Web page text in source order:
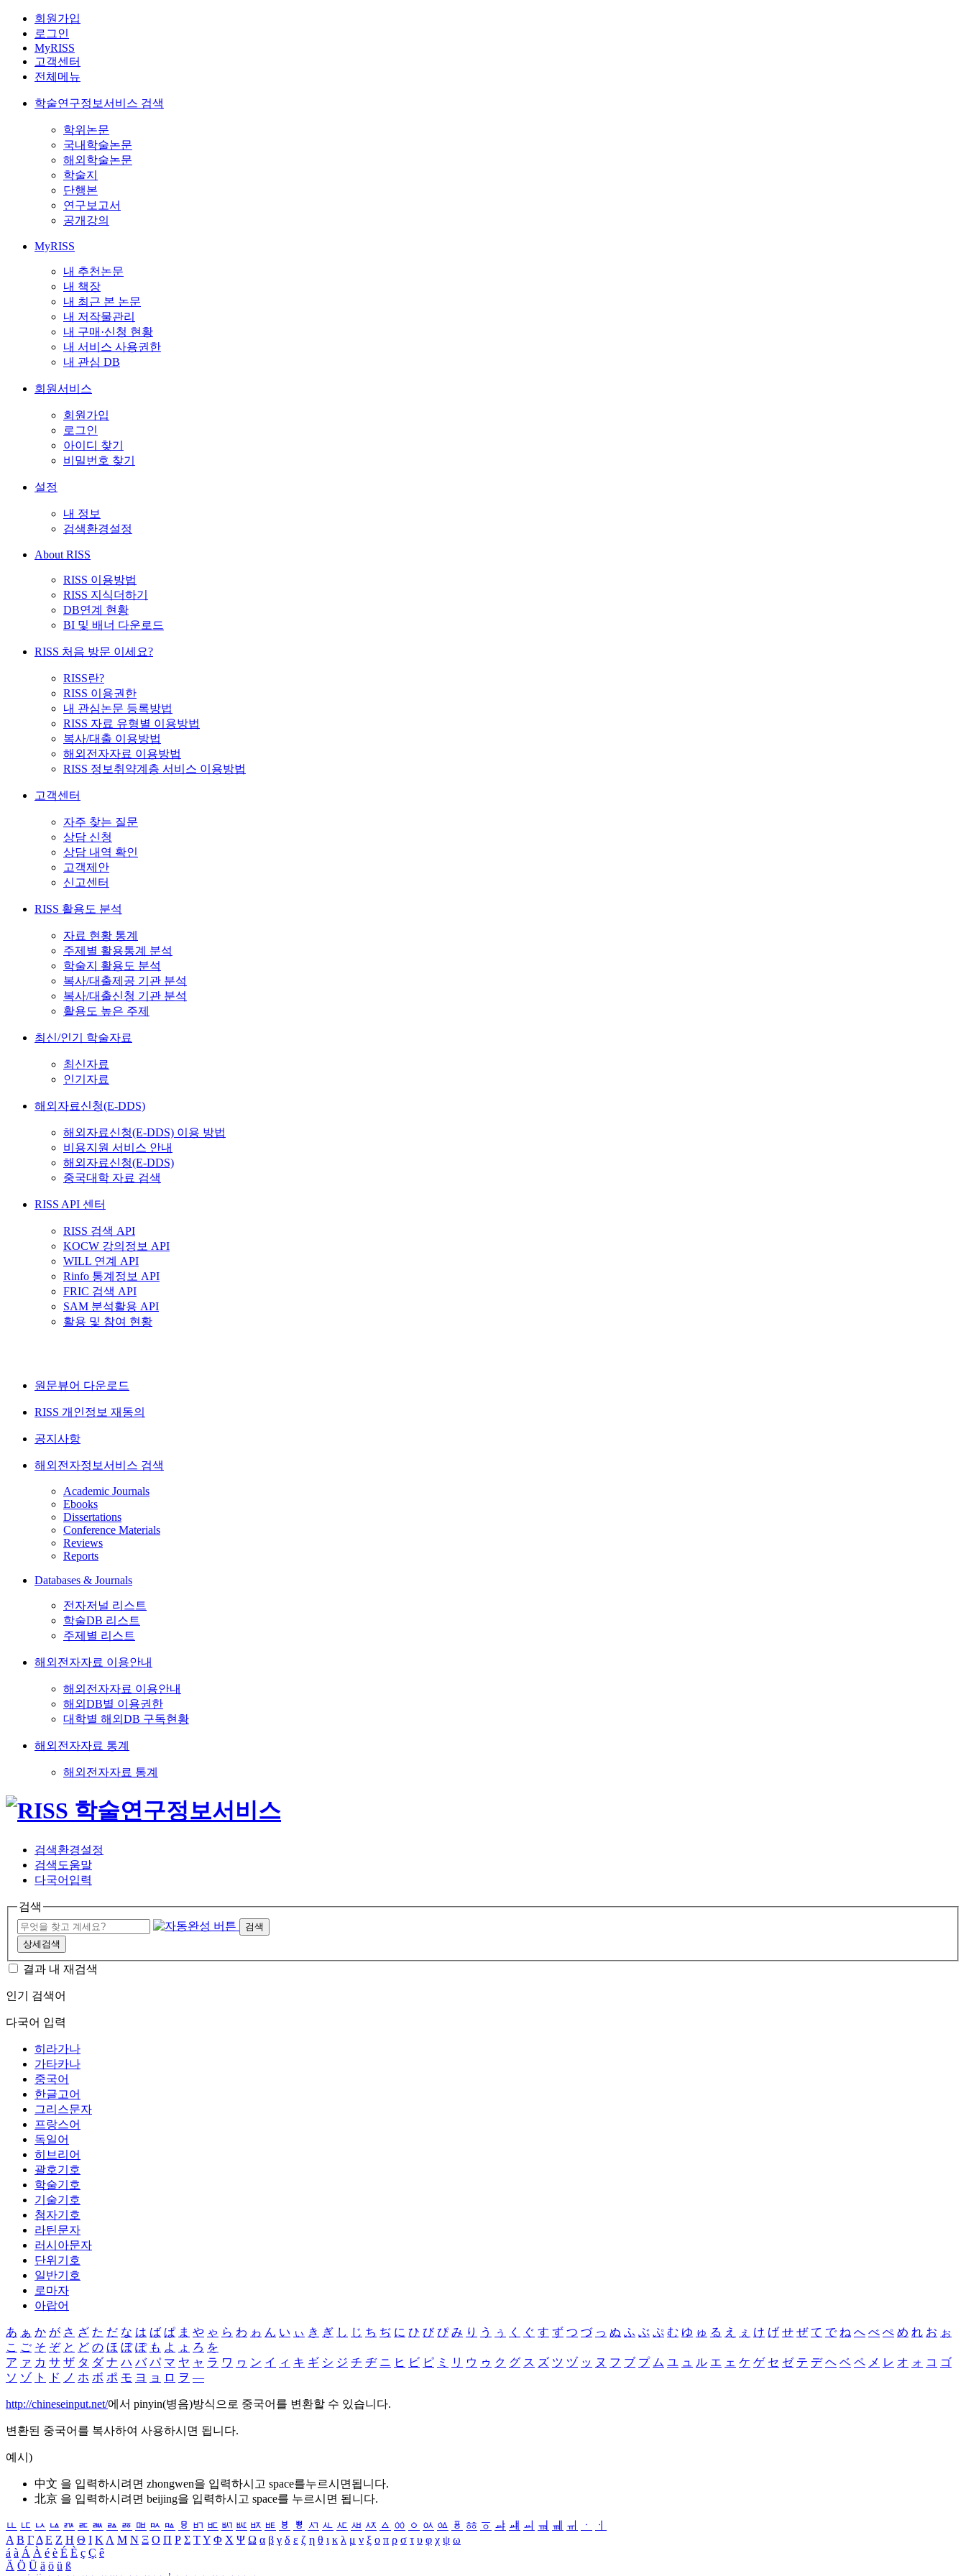
회원가입
로그인
MyRISS
고객센터
전체메뉴
학술연구정보서비스 검색
학위논문
국내학술논문
해외학술논문
학술지
단행본
연구보고서
공개강의
MyRISS
내 추천논문
내 책장
내 최근 본 논문
내 저작물관리
내 구매·신청 현황
내 서비스 사용권한
내 관심 DB
회원서비스
회원가입
로그인
아이디 찾기
비밀번호 찾기
설정
내 정보
검색환경설정
About RISS
RISS 이용방법
RISS 지식더하기
DB연계 현황
BI 및 배너 다운로드
RISS 처음 방문 이세요?
RISS란?
RISS 이용권한
내 관심논문 등록방법
RISS 자료 유형별 이용방법
복사/대출 이용방법
해외전자자료 이용방법
RISS 정보취약계층 서비스 이용방법
고객센터
자주 찾는 질문
상담 신청
상담 내역 확인
고객제안
신고센터
RISS 활용도 분석
자료 현황 통계
주제별 활용통계 분석
학술지 활용도 분석
복사/대출제공 기관 분석
복사/대출신청 기관 분석
활용도 높은 주제
최신/인기 학술자료
최신자료
인기자료
해외자료신청(E-DDS)
해외자료신청(E-DDS) 이용 방법
비용지원 서비스 안내
해외자료신청(E-DDS)
중국대학 자료 검색
RISS API 센터
RISS 검색 API
KOCW 강의정보 API
WILL 연계 API
Rinfo 통계정보 API
FRIC 검색 API
SAM 분석활용 API
활용 및 참여 현황
원문뷰어 다운로드
RISS 개인정보 재동의
공지사항
해외전자정보서비스 검색
Academic Journals
Ebooks
Dissertations
Conference Materials
Reviews
Reports
Databases & Journals
전자저널 리스트
학술DB 리스트
주제별 리스트
해외전자자료 이용안내
해외전자자료 이용안내
해외DB별 이용권한
대학별 해외DB 구독현황
해외전자자료 통계
해외전자자료 통계
검색환경설정
검색도움말
다국어입력
검색
검색
상세검색
결과 내 재검색
인기 검색어
다국어 입력
히라가나
가타카나
중국어
한글고어
그리스문자
프랑스어
독일어
히브리어
괄호기호
학술기호
기술기호
첨자기호
라틴문자
러시아문자
단위기호
일반기호
로마자
아랍어
あ ぁ か が さ ざ た だ な は ば ぱ ま や ゃ ら わ ゎ ん い ぃ き ぎ し じ ち ぢ に ひ び ぴ み り う ぅ く ぐ す ず つ づ っ ぬ ふ ぶ ぷ む ゆ ゅ る え ぇ け げ せ ぜ て で ね へ べ ぺ め れ お ぉ
こ ご そ ぞ と ど の ほ ぼ ぽ も よ ょ ろ を
ア ァ カ サ ザ タ ダ ナ ハ バ パ マ ヤ ャ ラ ワ ヮ ン イ ィ キ ギ シ ジ チ ヂ ニ ヒ ビ ピ ミ リ ウ ゥ ク グ ス ズ ツ ヅ ッ ヌ フ ブ プ ム ユ ュ ル エ ェ ケ ゲ セ ゼ テ デ ヘ ベ ペ メ レ オ ォ コ ゴ
ソ ゾ ト ド ノ ホ ボ ポ モ ヨ ョ ロ ヲ ―
http://chineseinput.net/에서 pinyin(병음)방식으로 중국어를 변환할 수 있습니다.
변환된 중국어를 복사하여 사용하시면 됩니다.
예시)
中文 을 입력하시려면 zhongwen을 입력하시고 space를누르시면됩니다.
北京 을 입력하시려면 beijing을 입력하시고 space를 누르시면 됩니다.
ㅥ ㅦ ㅧ ㅨ ㅩ ㅪ ㅫ ㅬ ㅭ ㅮ ㅯ ㅰ ㅱ ㅲ ㅳ ㅴ ㅵ ㅶ ㅷ ㅸ ㅹ ㅺ ㅻ ㅼ ㅽ ㅾ ㅿ ㆀ ㆁ ㆂ ㆃ ㆄ ㆅ ㆆ ㆇ ㆈ ㆉ ㆊ ㆋ ㆌ ㆍ
ㆎ
Α Β ΓΔ Ε Ζ Η Θ Ι ΚΛ Μ Ν Ξ Ο Π Ρ Σ ΤΥ Φ Χ Ψ Ω α β γ δ ε ζ η θ ι κ λ μ ν ξ ο π ρ σ τ υ φ χ ψ ω
á à Á À é è É È ç Ç ê
Ä Ö Ü ä ö ü ß